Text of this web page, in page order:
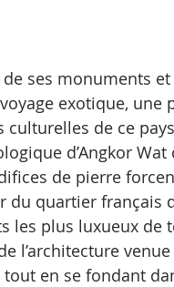
ses monuments et
exotique, une
culturelles de ce
d’Angkor
de pierre
du quartier français
les plus luxueux de
l’architecture
en se fondant